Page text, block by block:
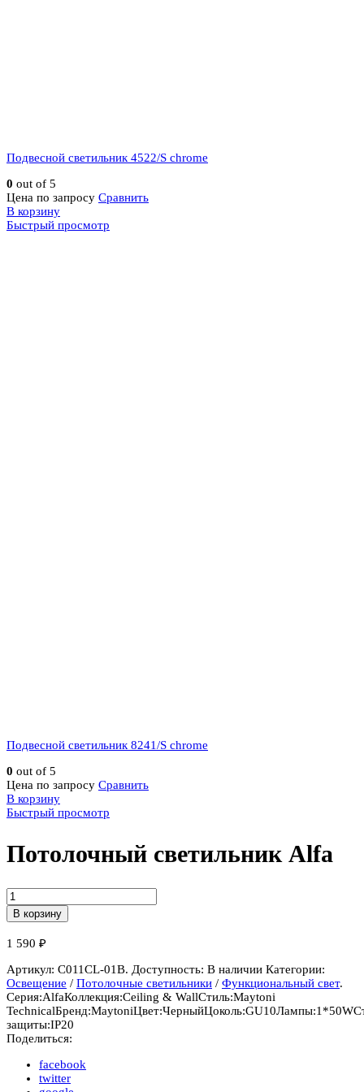
Подвесной светильник 4522/S chrome
0 out of 5
Цена по запросу Сравнить
В корзину
Быстрый просмотр
Подвесной светильник 8241/S chrome
0 out of 5
Цена по запросу Сравнить
В корзину
Быстрый просмотр
Потолочный светильник Alfa
Количество
Потолочный
светильник
В корзину
1 590 ₽
Артикул: C011CL-01B. Доступность: В наличии Категории:
Освещение / Потолочные светильники / Функциональный свет.
Серия:AlfaКоллекция:Ceiling & WallСтиль:Maytoni
TechnicalБренд:MaytoniЦвет:ЧерныйЦоколь:GU10Лампы:1*50W
защиты:IP20
Поделиться:
facebook
twitter